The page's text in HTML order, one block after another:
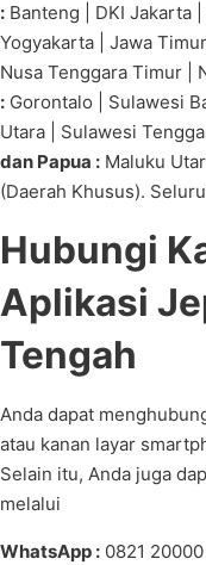
: Banteng | DKI Jakarta
Yogyakarta | Jawa
Nusa Tenggara Timur |
: Gorontalo | Sulawesi
Utara | Sulawesi
dan Papua : Maluku
(Daerah Khusus).
Hubungi
Aplikasi
Tengah
Anda dapat
atau kanan layar
Selain itu, Anda juga
melalui
WhatsApp : 0821